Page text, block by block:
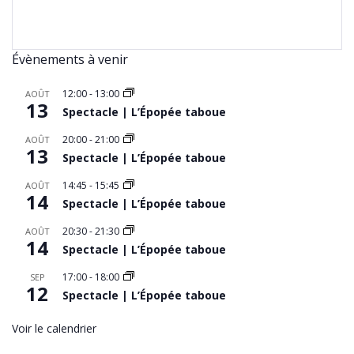
Évènements à venir
AOÛT
13
12:00- 13:00
Spectacle | L’Épopée taboue
AOÛT
13
20:00-21:00
Spectacle | L’Épopée taboue
AOÛT
14
14:45 - 15:45
Spectacle | L’Épopée taboue
AOÛT
14
20:30-21:30
Spectacle | L’Épopée taboue
SEP
12
17:00- 18:00
Spectacle | L’Épopée taboue
Voir le calendrier